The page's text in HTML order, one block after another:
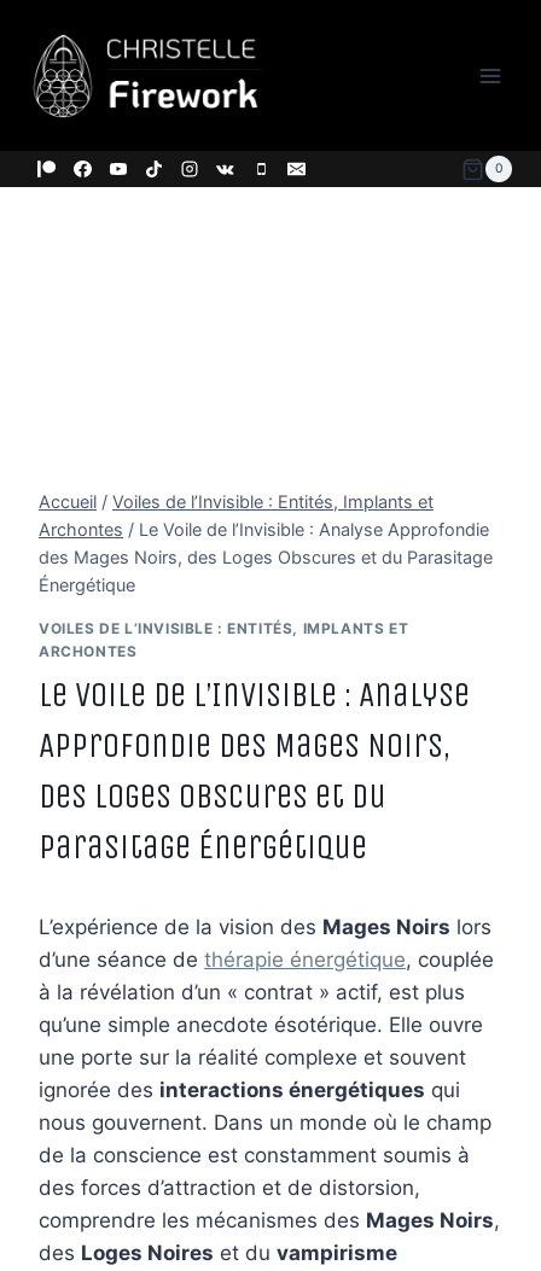
contenu
0
Accueil / Voiles de l’Invisible : Entités, Implants et
Archontes / Le Voile de l’Invisible : Analyse Approfondie
des Mages Noirs, des Loges Obscures et du Parasitage
Énergétique
VOILES DE L’INVISIBLE : ENTITÉS, IMPLANTS ET
ARCHONTES
Le Voile de l’Invisible : Analyse
Approfondie des Mages Noirs,
des Loges Obscures et du
Parasitage Énergétique
L’expérience de la vision des Mages Noirs lors
d’une séance de thérapie énergétique, couplée
à la révélation d’un « contrat » actif, est plus
qu’une simple anecdote ésotérique. Elle ouvre
une porte sur la réalité complexe et souvent
ignorée des interactions énergétiques qui
nous gouvernent. Dans un monde où le champ
de la conscience est constamment soumis à
des forces d’attraction et de distorsion,
comprendre les mécanismes des Mages Noirs,
des Loges Noires et du vampirisme